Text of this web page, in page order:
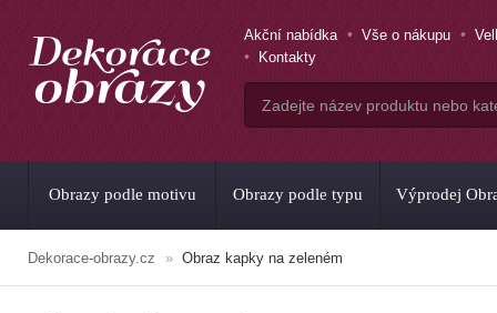
Akční nabídka Vše o nákupu
Kontakty
Obrazy podle motivu Obrazy podle typu Výprodej
Dekorace-obrazy.cz Obraz kapky na zeleném